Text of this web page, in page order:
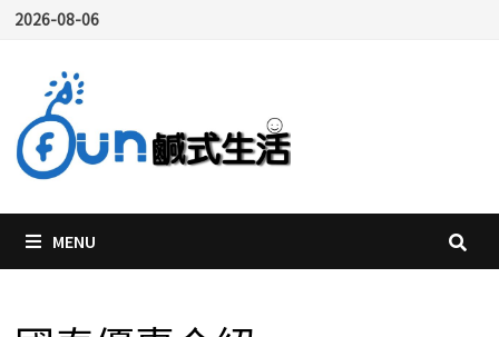
Skip
content
2026-08-06
MENU